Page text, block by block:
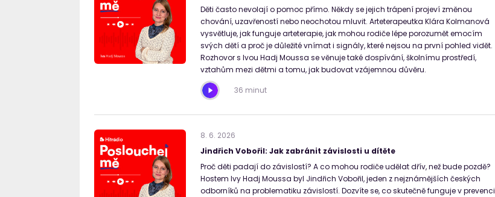
Děti často nevolají o pomoc přímo. Někdy se jejich trápení projeví změnou
chování, uzavřeností nebo neochotou mluvit. Arteterapeutka Klára Kolmanová
vysvětluje, jak funguje arteterapie, jak mohou rodiče lépe porozumět emocím
svých dětí a proč je důležité vnímat i signály, které nejsou na první pohled vidět.
Rozhovor s Ivou Hadj Moussa se věnuje také dospívání, školnímu prostředí,
vztahům mezi dětmi a tomu, jak budovat vzájemnou důvěru.
36 minut
8. 6. 2026
Jindřich Vobořil: Jak zabránit závislosti u dítěte
Proč děti padají do závislostí? A co mohou rodiče udělat dřív, než bude pozdě?
Hostem Ivy Hadj Moussa byl Jindřich Vobořil, jeden z nejznámějších českých
odborníků na problematiku závislostí. Dozvíte se, co skutečně funguje v prevenci